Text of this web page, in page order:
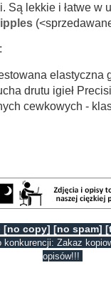
Są lekkie i łatwe w
elastyczna
drutu igieł
cewkowych -
[no copy] [no spam]
konkurencji: Zakaz
opisów!!!